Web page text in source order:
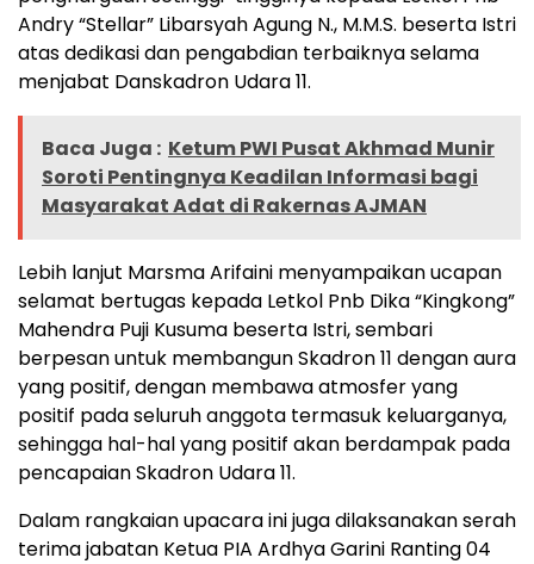
Andry “Stellar” Libarsyah Agung N., M.M.S. beserta Istri
atas dedikasi dan pengabdian terbaiknya selama
menjabat Danskadron Udara 11.
Baca Juga : Ketum PWI Pusat Akhmad Munir
Soroti Pentingnya Keadilan Informasi bagi
Masyarakat Adat di Rakernas AJMAN
Lebih lanjut Marsma Arifaini menyampaikan ucapan
selamat bertugas kepada Letkol Pnb Dika “Kingkong”
Mahendra Puji Kusuma beserta Istri, sembari
berpesan untuk membangun Skadron 11 dengan aura
yang positif, dengan membawa atmosfer yang
positif pada seluruh anggota termasuk keluarganya,
sehingga hal-hal yang positif akan berdampak pada
pencapaian Skadron Udara 11.
Dalam rangkaian upacara ini juga dilaksanakan serah
terima jabatan Ketua PIA Ardhya Garini Ranting 04